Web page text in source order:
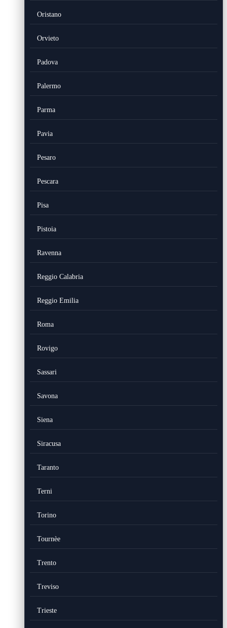
Oristano
Orvieto
Padova
Palermo
Parma
Pavia
Pesaro
Pescara
Pisa
Pistoia
Ravenna
Reggio Calabria
Reggio Emilia
Roma
Rovigo
Sassari
Savona
Siena
Siracusa
Taranto
Terni
Torino
Tournèe
Trento
Treviso
Trieste